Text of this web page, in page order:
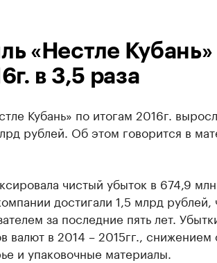
«Нестле Кубань»
в 3,5 раза
Кубань» по итогам 2016г.
рублей. Об этом говорится в
чистый убыток в 674,9 млн
достигали 1,5 млрд рублей,
за последние пять лет.
валют в 2014 – 2015гг., снижением
и упаковочные материалы.